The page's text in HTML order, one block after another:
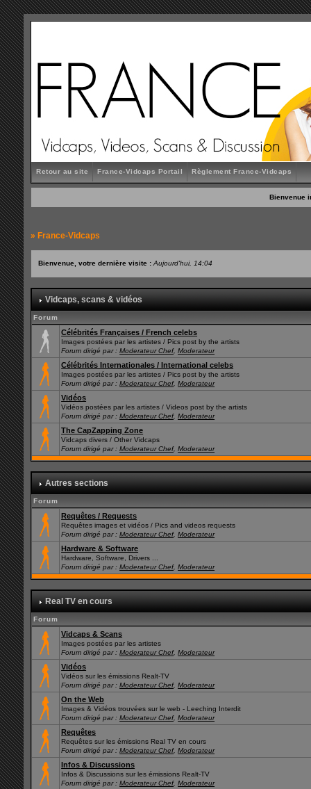
Retour au site France-Vidcaps Portail Règlement France-Vidcaps
Bienvenue
» France-Vidcaps
Bienvenue, votre dernière visite :Aujourd'hui, 14:04
Vidcaps, scans & vidéos
Forum
Célébrités Françaises / French celebs
Images postées par les artistes / Pics post by the artists
Forum dirigé par :Moderateur Chef,Moderateur
Célébrités Internationales / International celebs
Images postées par les artistes / Pics post by the artists
Forum dirigé par :Moderateur Chef,Moderateur
Vidéos
Vidéos postées par les artistes / Videos post by the artists
Forum dirigé par :Moderateur Chef,Moderateur
The CapZapping Zone
Vidcaps divers / Other Vidcaps
Forum dirigé par :Moderateur Chef,Moderateur
Autres sections
Forum
Requêtes / Requests
Requêtes images et vidéos / Pics and videos requests
Forum dirigé par :Moderateur Chef,Moderateur
Hardware & Software
Hardware, Software, Drivers ...
Forum dirigé par :Moderateur Chef,Moderateur
Real TV en cours
Forum
Vidcaps & Scans
Images postées par les artistes
Forum dirigé par :Moderateur Chef,Moderateur
Vidéos
Vidéos sur les émissions Realt-TV
Forum dirigé par :Moderateur Chef,Moderateur
On the Web
Images & Vidéos trouvées sur le web - Leeching Interdit
Forum dirigé par :Moderateur Chef,Moderateur
Requêtes
Requêtes sur les émissions Real TV en cours
Forum dirigé par :Moderateur Chef,Moderateur
Infos & Discussions
Infos & Discussions sur les émissions Realt-TV
Forum dirigé par :Moderateur Chef,Moderateur